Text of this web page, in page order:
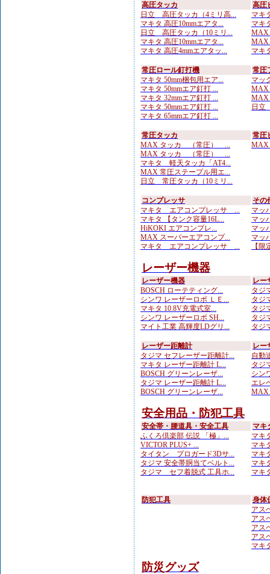
高圧タッカ
日立 高圧タッカ（4ミリ高...
マキタ 高圧10mmエアタ...
日立 高圧タッカ（10ミリ...
マキタ 高圧10mmエアタ...
マキタ 高圧4mmエアタッ...
高圧
マキ
マキ
MAX
MAX
マキ
常圧ロール釘打機
マキタ 50mm梱包用エア...
マキタ 50mmエア釘打 ...
マキタ 32mmエア釘打 ...
マキタ 50mmエア釘打 ...
マキタ 65mmエア釘打 ...
常圧
マッ
MAX
MAX
日立
常圧タッカ
MAX タッカ （常圧） ...
MAX タッカ （常圧） ...
マキタ 軽天タッカ「AT4...
MAX 常圧ステープル用エ...
日立 常圧タッカ（10ミリ...
常圧
MAX
コンプレッサ
マキタ エアコンプレッサ ...
マキタ 【タンク容量16L...
HiKOKI エアコンプレ...
MAX スーパーエアコンプ...
マキタ エアコンプレッサ ...
その
マッ
マッ
マッ
マッ
【
レーザー機器
レーザー機器
BOSCH ローテティング...
シンワ レーザーロボ ＬＥ...
マキタ 10.8V充電式室...
シンワ レーザーロボ SH...
マイト工業 高輝度LDグリ...
レー
タジ
タジ
タジ
タジ
タジ
レーザー距離計
タジマ セフレーザー距離計...
マキタ レーザー距離計 L...
BOSCH グリーンレーザ...
タジマ レーザー距離計 L...
BOSCH グリーンレーザ...
レー
自動
タジ
シン
エレ
安全用品・防犯工具
安全帯・腰道具・安全工具
ふくろ倶楽部 伝説 「極」...
VICTOR PLUS+ ...
タイタン プロガード3Dサ...
タジマ 安全帯胴当てベルト...
タジマ セフ着脱式 工具ホ...
マキ
マキ
マキ
マキ
マキ
マキ
防犯工具
身体
アス
アス
アス
アス
マキ
防災グッズ